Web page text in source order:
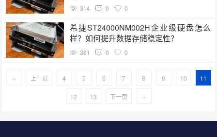
314 0 0
希捷ST24000NM002H企业级硬盘怎么
样？如何提升数据存储稳定性？
361 0 0
‹‹ 上一页 4 5 6 7 8 9 10 11
12 13 下一页 ››